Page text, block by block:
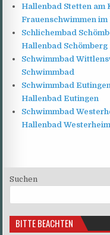
Hallenbad Stetten am
Frauenschwimmen
Schlichembad
Hallenbad Schömberg
Schwimmbad
Schwimmbad
Schwimmbad
Hallenbad Eutingen
Schwimmbad
Hallenbad Westerheim
Suchen
BITTE BEACHTEN